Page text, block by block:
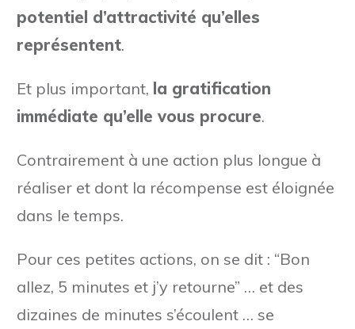
potentiel d’attractivité qu’elles
représentent.
Et plus important, la gratification
immédiate qu’elle vous procure.
Contrairement à une action plus longue à
réaliser et dont la récompense est éloignée
dans le temps.
Pour ces petites actions, on se dit : “Bon
allez, 5 minutes et j’y retourne” … et des
dizaines de minutes s’écoulent … se